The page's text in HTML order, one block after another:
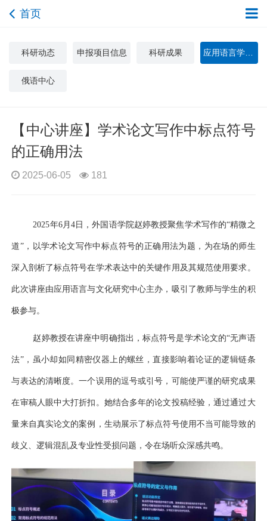
首页
科研动态 申报项目信息 科研成果
俄语中心
【中心讲座】学术论文写作中标点符号
的正确用法
2025-06-05 181
2025年6月4日，外国语学院赵婷教授聚焦学术写作的“精微之
道”，以学术论文写作中标点符号的正确用法为题，为在场的师生
深入剖析了标点符号在学术表达中的关键作用及其规范使用要求。
此次讲座由应用语言与文化研究中心主办，吸引了教师与学生的积
极参与。
赵婷教授在讲座中明确指出，标点符号是学术论文的“无声语
法”，虽小却如同精密仪器上的螺丝，直接影响着论证的逻辑链条
与表达的清晰度。一个误用的逗号或引号，可能使严谨的研究成果
在审稿人眼中大打折扣。她结合多年的论文投稿经验，通过通过大
量来自真实论文的案例，生动展示了标点符号使用不当可能导致的
歧义、逻辑混乱及专业性受损问题，令在场听众深感共鸣。